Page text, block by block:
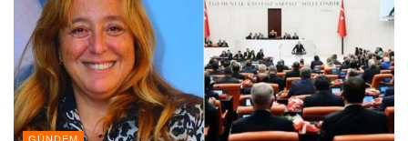
GÜNDEM